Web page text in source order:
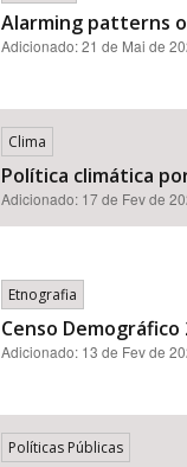
Alarming patterns
Adicionado:21 de Mai de
Clima
Política climática
Adicionado: 17 de Fev de
Etnografia
Censo
Adicionado: 13 de Fev de
Políticas Públicas